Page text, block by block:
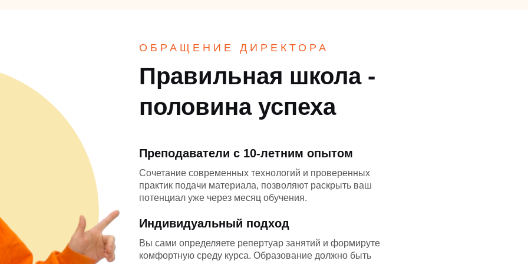
ОБРАЩЕНИЕ ДИРЕКТОРА
Правильная школа -
половина успеха
Преподаватели с 10-летним опытом
Сочетание современных технологий и проверенных
практик подачи материала, позволяют раскрыть ваш
потенциал уже через месяц обучения.
Индивидуальный подход
Вы сами определяете репертуар занятий и формируте
комфортную среду курса. Образование должно быть